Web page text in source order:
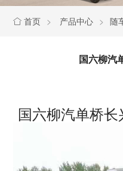
 首页 > 产品中心 > 随
国六柳汽
国六柳汽单桥